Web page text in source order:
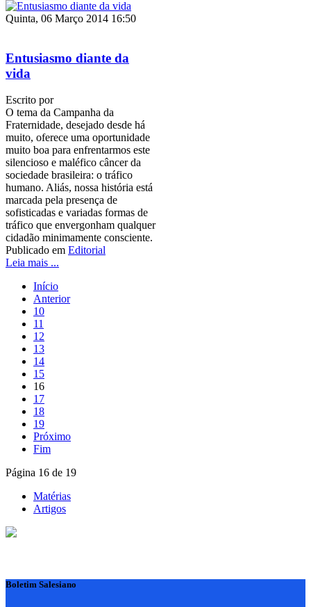
Quinta, 06 Março 2014 16:50
Entusiasmo diante da
vida
Escrito por
O tema da Campanha da
Fraternidade, desejado desde há
muito, oferece uma oportunidade
muito boa para enfrentarmos este
silencioso e maléfico câncer da
sociedade brasileira: o tráfico
humano. Aliás, nossa história está
marcada pela presença de
sofisticadas e variadas formas de
tráfico que envergonham qualquer
cidadão minimamente consciente.
Publicado em Editorial
Leia mais ...
Início
Anterior
10
11
12
13
14
15
16
17
18
19
Próximo
Fim
Página 16 de 19
Matérias
Artigos
Boletim Salesiano